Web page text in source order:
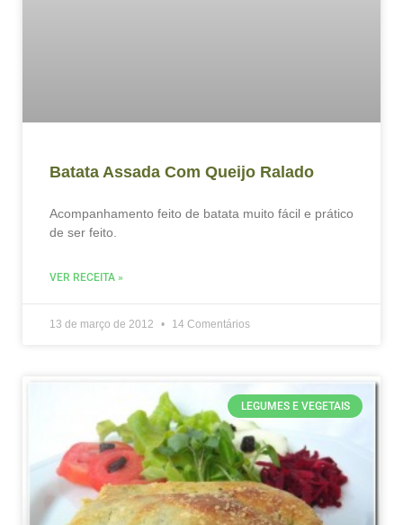
Batata Assada Com Queijo Ralado
Acompanhamento feito de batata muito fácil e prático
de ser feito.
VER RECEITA »
13 de março de 2012 14 Comentários
LEGUMES E VEGETAIS